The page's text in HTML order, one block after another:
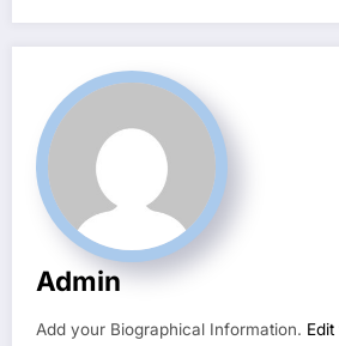
Admin
Add your Biographical Information.